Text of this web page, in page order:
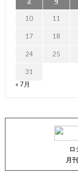
10 11
17 18
24 25
31
« 7月
ロ
月